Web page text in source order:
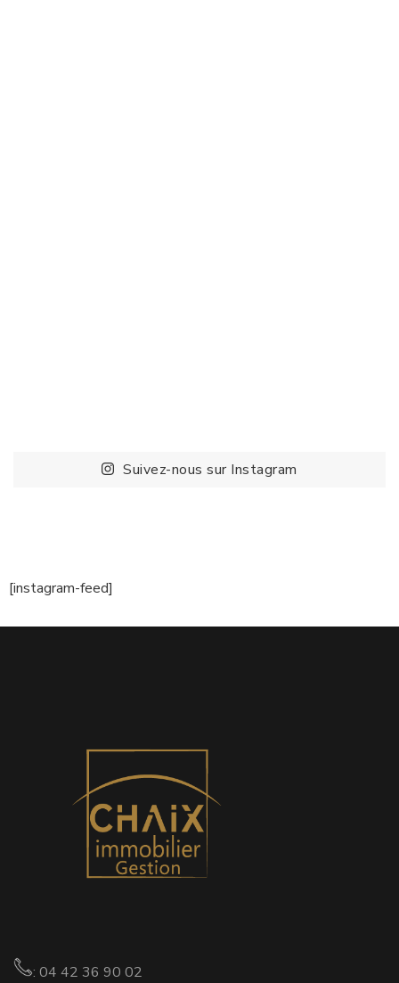
Suivez-nous sur Instagram
[instagram-feed]
: 04 42 36 90 02